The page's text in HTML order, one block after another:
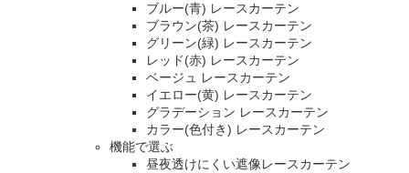
ブルー(青) レースカーテン
ブラウン(茶) レースカーテン
グリーン(緑) レースカーテン
レッド(赤) レースカーテン
ベージュ レースカーテン
イエロー(黄) レースカーテン
グラデーション レースカーテン
カラー(色付き) レースカーテン
機能で選ぶ
昼夜透けにくい遮像レースカーテン